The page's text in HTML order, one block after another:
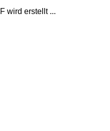
wird erstellt ...